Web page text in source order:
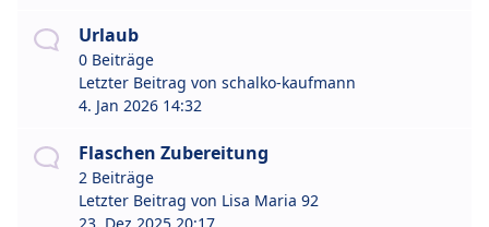
Urlaub
0 Beiträge
Letzter Beitrag von schalko-kaufmann
4. Jan 2026 14:32
Flaschen Zubereitung
2 Beiträge
Letzter Beitrag von Lisa Maria 92